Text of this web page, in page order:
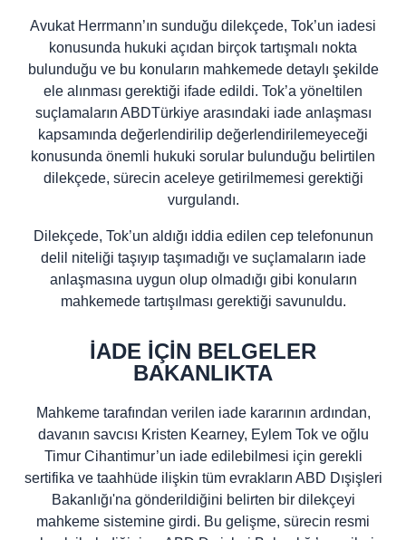
Avukat Herrmann’ın sunduğu dilekçede, Tok’un iadesi
konusunda hukuki açıdan birçok tartışmalı nokta
bulunduğu ve bu konuların mahkemede detaylı şekilde
ele alınması gerektiği ifade edildi. Tok’a yöneltilen
suçlamaların ABDTürkiye arasındaki iade anlaşması
kapsamında değerlendirilip değerlendirilemeyeceği
konusunda önemli hukuki sorular bulunduğu belirtilen
dilekçede, sürecin aceleye getirilmemesi gerektiği
vurgulandı.
Dilekçede, Tok’un aldığı iddia edilen cep telefonunun
delil niteliği taşıyıp taşımadığı ve suçlamaların iade
anlaşmasına uygun olup olmadığı gibi konuların
mahkemede tartışılması gerektiği savunuldu.
İADE İÇİN BELGELER
BAKANLIKTA
Mahkeme tarafından verilen iade kararının ardından,
davanın savcısı Kristen Kearney, Eylem Tok ve oğlu
Timur Cihantimur’un iade edilebilmesi için gerekli
sertifika ve taahhüde ilişkin tüm evrakların ABD Dışişleri
Bakanlığı'na gönderildiğini belirten bir dilekçeyi
mahkeme sistemine girdi. Bu gelişme, sürecin resmi